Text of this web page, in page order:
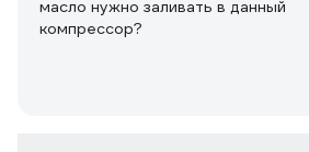
масло нужно заливать в данный
компрессор?